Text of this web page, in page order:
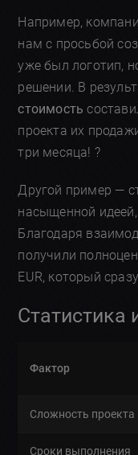
Например,
нам с просьбой
уже был логотип,
решении. В
стоимость
проекта их
три месяца! ?
Другой пример —
насыщенной
Благодаря
получили
EUR, который
Статистика
Фактор
Сложность проекта
Сроки выполнения